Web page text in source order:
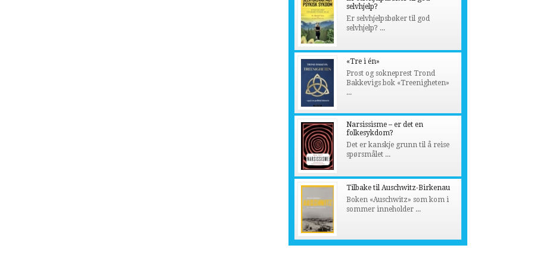
selvhjelp?
Er selvhjelpsbøker til god
selvhjelp? ...
«Tre i én»
Prost og sokneprest Trond
Bakkevigs bok «Treenigheten»
...
Narsissisme – er det en
folkesykdom?
Det er kanskje grunn til å reise
spørsmålet ...
Tilbake til Auschwitz-Birkenau
Boken «Auschwitz» som kom i
sommer inneholder ...